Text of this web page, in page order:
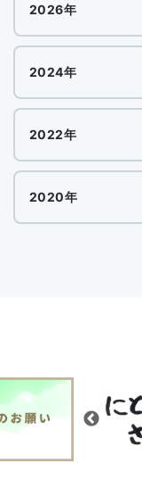
2026年
2024年
2022年
2020年